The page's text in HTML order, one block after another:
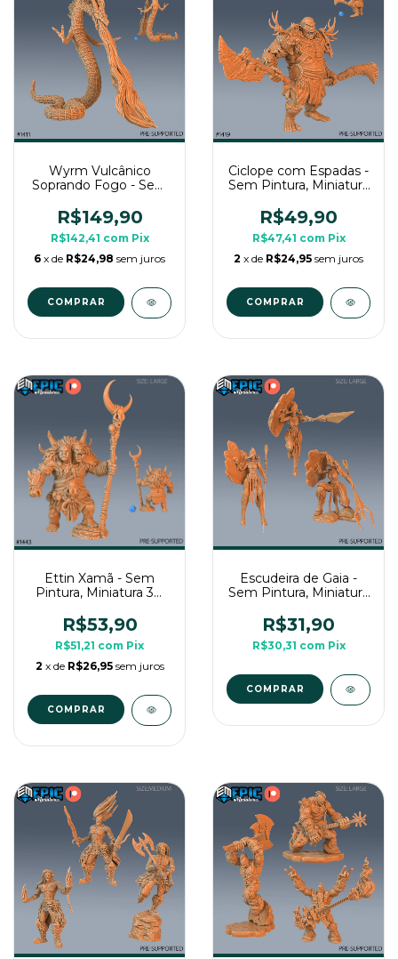
Wyrm Vulcânico
Soprando Fogo - Sem
Imenso Para RPG de
Mesa
R$149,90
R$142,41 com Pix
6 x de R$24,98 sem juros
Ciclope com Espadas -
Sem Pintura, Miniatura
de Mesa
R$49,90
R$47,41 com Pix
2 x de R$24,95 sem juros
Ettin Xamã - Sem
Pintura, Miniatura 3D
Mesa
R$53,90
R$51,21 com Pix
2 x de R$26,95 sem juros
Escudeira de Gaia -
Sem Pintura, Miniatura
de Mesa
R$31,90
R$30,31 com Pix
COMPRAR